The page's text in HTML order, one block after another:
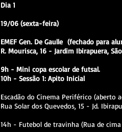
Dia 1
19/06 (sexta-feira)
EMEF Gen. De Gaulle (fechado para
R. Mourisca, 16 - Jardim Ibirapuera,
9h - Mini copa escolar de futsal.
10h - Sessão 1: Apito Inicial
Escadão do Cinema Periférico (aberto
Rua Solar dos Quevedos, 15 - Jd.
14h - Futebol de travinha (Rua de